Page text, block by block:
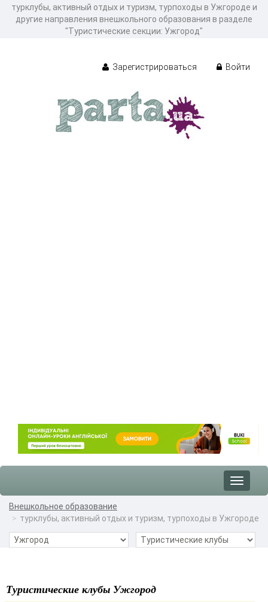
турклубы, активный отдых и туризм, турпоходы в Ужгороде и
другие направления внешкольного образования в разделе
"Туристические секции: Ужгород"
Зарегистрироваться Войти
Toggle
Внешкольное образование
турклубы, активный отдых и туризм, турпоходы в Ужгороде
Туристические клубы Ужгород